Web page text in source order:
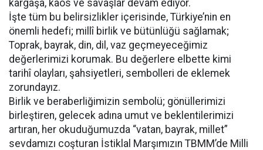
kargaşa, kaos ve savaşlar devam ediyor.
İşte tüm bu belirsizlikler içerisinde, Türkiye’nin en
önemli hedefi; millî birlik ve bütünlüğü sağlamak;
Toprak, bayrak, din, dil, vaz geçmeyeceğimiz
değerlerimizi korumak. Bu değerlere elbette kimi
tarihî olayları, şahsiyetleri, sembolleri de eklemek
zorundayız.
Birlik ve beraberliğimizin sembolü; gönüllerimizi
birleştiren, gelecek adına umut ve beklentilerimizi
artıran, her okuduğumuzda “vatan, bayrak, millet”
sevdamızı coşturan İstiklal Marşımızın TBMM’de Milli